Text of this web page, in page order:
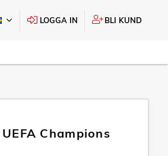
LOGGA IN BLI KUND
Champions